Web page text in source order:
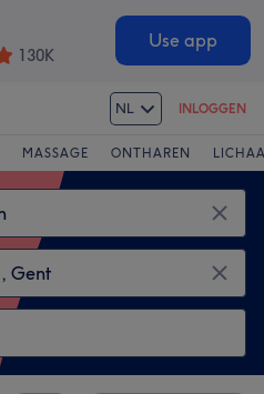
130K
Use app
NL INLOGGEN
MASSAGE ONTHAREN